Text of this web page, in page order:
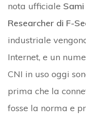
nota ufficiale
Researcher di F-
industriale
Internet, e un
CNI in uso oggi
prima che la
fosse la norma e